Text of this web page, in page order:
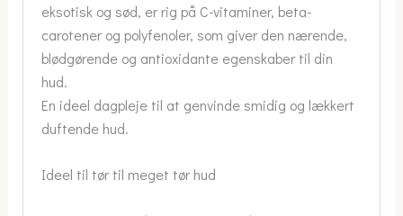
eksotisk og sød, er rig på C-vitaminer, beta-
carotener og polyfenoler, som giver den nærende,
blødgørende og antioxidante egenskaber til din
hud.
En ideel dagpleje til at genvinde smidig og lækkert
duftende hud.
Ideel til tør til meget tør hud